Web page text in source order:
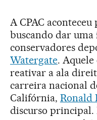
A CPAC
buscando dar
conservadores
Watergate.
reativar a ala
carreira nacional
Califórnia, Ronald
discurso principal.